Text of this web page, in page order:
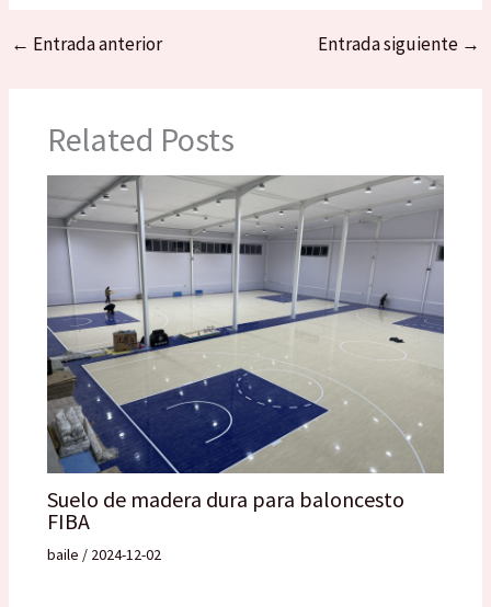
← Entrada anterior Entrada siguiente →
Related Posts
Suelo de madera dura para baloncesto
FIBA
baile / 2024-12-02